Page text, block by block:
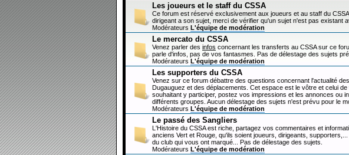
Les joueurs et le staff du CSSA
Ce forum est réservé exclusivement aux joueurs et au staff du
dirigeant a son sujet, merci de vérifier qu'un sujet n'est pas existant
Modérateurs L'équipe de modération
Le mercato du CSSA
Venez parler des infos concernant les transferts au CSSA sur ce
parle d'infos, pas de vos fantasmes. Pas de délestage des sujets
Modérateurs L'équipe de modération
Les supporters du CSSA
Venez sur ce forum débattre des questions concernant l'actualité
Dugauguez et des déplacements. Cet espace est le vôtre et celui
souhaitant y participer, postez vos impressions et les annonces ou
différents groupes. Aucun délestage des sujets n'est prévu pour le
Modérateurs L'équipe de modération
Le passé des Sangliers
L'Histoire du CSSA est riche, partagez vos commentaires et
anciens Vert et Rouge, qu'ils soient joueurs, dirigeants,
du club qui vous ont marqué... Pas de délestage des sujets.
Modérateurs L'équipe de modération